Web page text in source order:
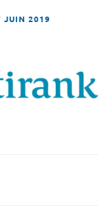
JUIN 2019